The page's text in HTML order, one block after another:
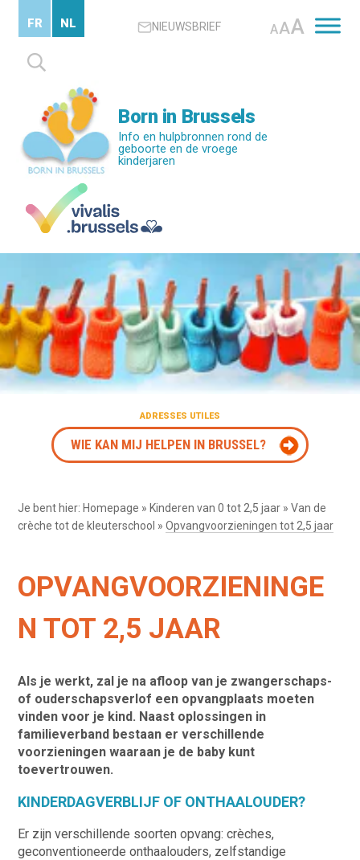
content
NIEUWSBRIEF AAA
Zoeken
naar:
FR NL
Born in Brussels
Info en hulpbronnen rond de
geboorte en de vroege
kinderjaren
ADRESSES UTILES
WIE KAN MIJ HELPEN IN BRUSSEL?
Je bent hier: Homepage » Kinderen van 0 tot 2,5 jaar »Van de
crèche tot de kleuterschool »Opvangvoorzieningen tot 2,5 jaar
OPVANGVOORZIENINGE
N TOT 2,5 JAAR
Als je werkt, zal je na afloop van je zwangerschaps-
of ouderschapsverlof een opvangplaats moeten
vinden voor je kind. Naast oplossingen in
familieverband bestaan er verschillende
voorzieningen waaraan je de baby kunt
toevertrouwen.
KINDERDAGVERBLIJF OF ONTHAALOUDER?
Er zijn verschillende soorten opvang: crèches,
geconventioneerde onthaalouders, zelfstandige